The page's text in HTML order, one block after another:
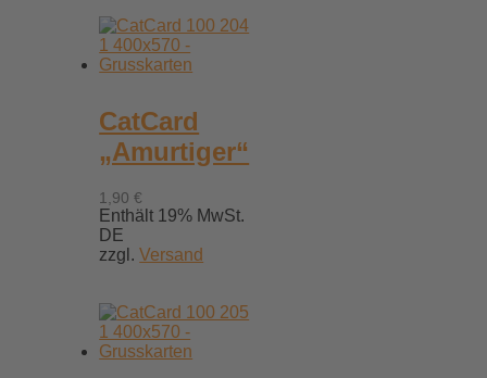
CatCard
„Amurtiger“
1,90€
Enthält 19% MwSt.
DE
zzgl.Versand